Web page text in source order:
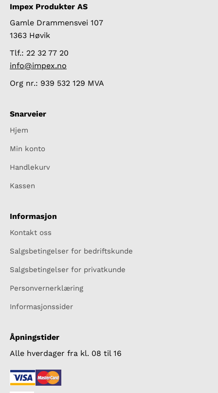
Impex Produkter AS
Gamle Drammensvei 107
1363 Høvik
Tlf.: 22 32 77 20
info@impex.no
Org nr.: 939 532 129 MVA
Snarveier
Hjem
Min konto
Handlekurv
Kassen
Informasjon
Kontakt oss
Salgsbetingelser for bedriftskunde
Salgsbetingelser for privatkunde
Personvernerklæring
Informasjonssider
Åpningstider
Alle hverdager fra kl. 08 til 16